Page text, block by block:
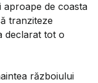
aproape de coasta
tranziteze
declarat tot o
războiului